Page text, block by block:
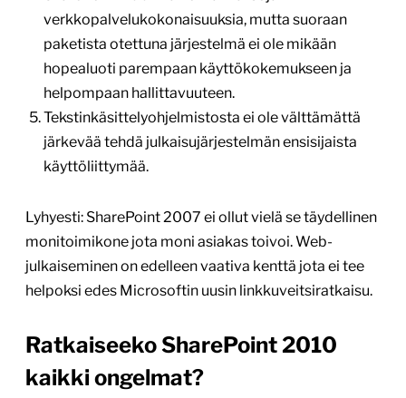
verkkopalvelukokonaisuuksia, mutta suoraan
paketista otettuna järjestelmä ei ole mikään
hopealuoti parempaan käyttökokemukseen ja
helpompaan hallittavuuteen.
Tekstinkäsittelyohjelmistosta ei ole välttämättä
järkevää tehdä julkaisujärjestelmän ensisijaista
käyttöliittymää.
Lyhyesti: SharePoint 2007 ei ollut vielä se täydellinen
monitoimikone jota moni asiakas toivoi. Web-
julkaiseminen on edelleen vaativa kenttä jota ei tee
helpoksi edes Microsoftin uusin linkkuveitsiratkaisu.
Ratkaiseeko SharePoint 2010
kaikki ongelmat?